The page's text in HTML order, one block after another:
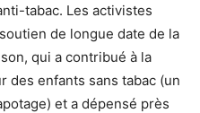
tabac. Les activistes
de longue date de la
qui a contribué à la
des enfants sans tabac (un
et a dépensé près